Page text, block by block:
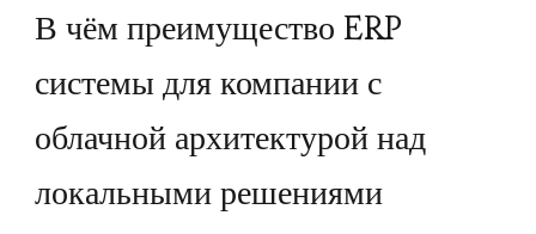
В чём преимущество ERP
системы для компании с
облачной архитектурой над
локальными решениями